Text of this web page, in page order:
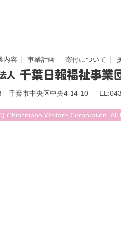
内容 事業計画 寄付について
千葉市中央区中央4-14-10
Chibanippo Welfare Corporation. All